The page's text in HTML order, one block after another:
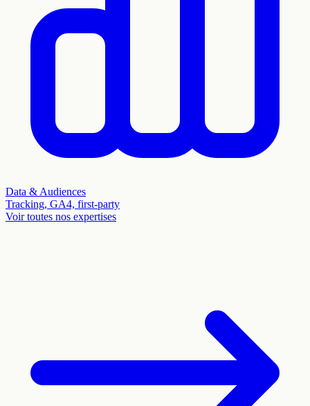
Data & Audiences
Tracking, GA4, first-party
Voir toutes nos expertises